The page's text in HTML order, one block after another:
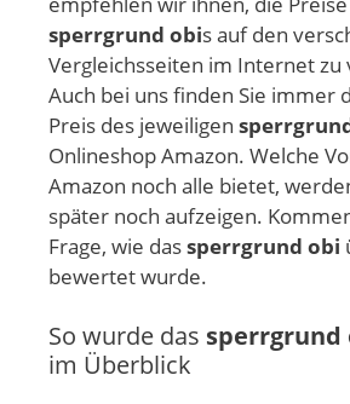
sperrgrund obis auf den
Vergleichsseiten im Internet zu
Auch bei uns finden Sie immer
Preis des jeweiligen
Onlineshop Amazon. Welche
Amazon noch alle bietet,
später noch aufzeigen.
Frage, wie dassperrgrund obi
bewertet wurde.
So wurde das sperrgrund
im Überblick